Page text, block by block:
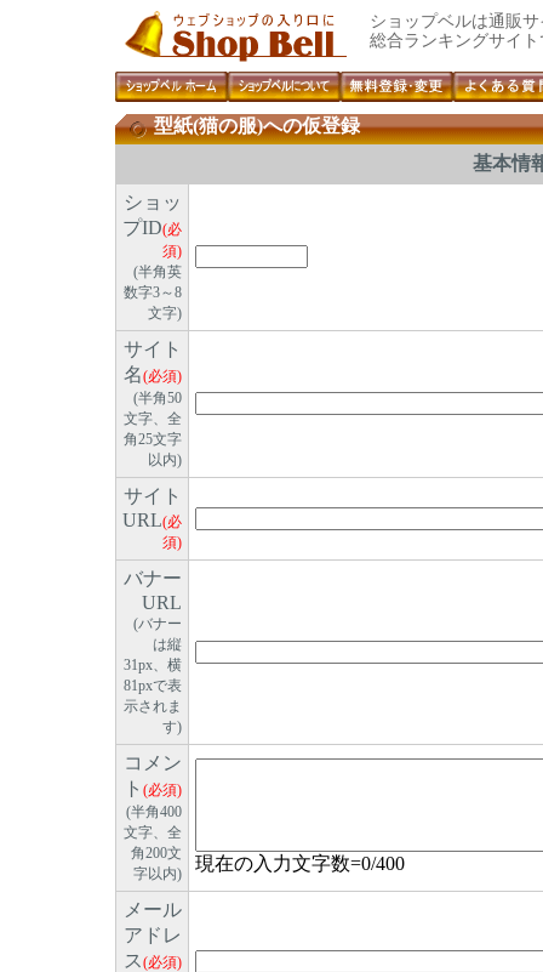
ショップベルは通販
総合ランキングサイ
型紙(猫の服)への仮登録
基本情
ショッ
プID(必
須)
(半角英
数字3～8
文字)
サイト
名(必須)
(半角50
文字、全
角25文字
以内)
サイト
URL(必
須)
バナー
URL
(バナー
は縦
31px、横
81pxで表
示されま
す)
コメン
ト (必須)
(半角400
文字、全
角200文
字以内)
現在の入力文字数=0/400
メール
アドレ
ス (必須)